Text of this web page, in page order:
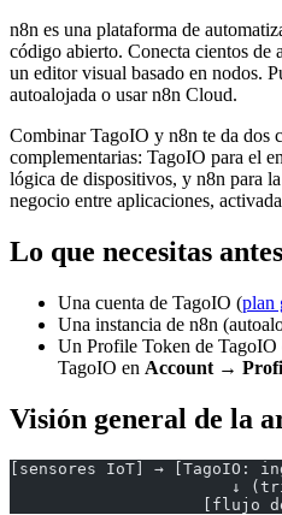
n8n es una plataforma de
código abierto. Conecta cientos de
un editor visual basado en nodos.
autoalojada o usar n8n Cloud.
Combinar TagoIO y n8n te da dos
complementarias: TagoIO para el
lógica de dispositivos, y n8n para
negocio entre aplicaciones,
Lo que necesitas
Una cuenta de TagoIO (plan
Una instancia de n8n
Un Profile Token de TagoIO
TagoIO en Account →
Visión general de la
[sensores IoT] → [TagoIO:
↓
[flujo